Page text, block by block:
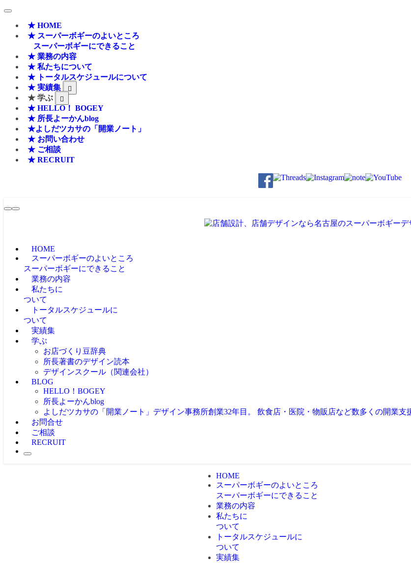
★ HOME
★ スーパーボギーのよいところ
スーパーボギーにできること
★ 業務の内容
★ 私たちについて
★ トータルスケジュールについて
★ 実績集
★ 学ぶ
★ HELLO！ BOGEY
★ 所長よーかんblog
★よしだツカサの「開業ノート」
★ お問い合わせ
★ ご相談
★ RECRUIT
HOME
スーパーボギーのよいところ
スーパーボギーにできること
業務の内容
私たちに
ついて
トータルスケジュールに
ついて
実績集
学ぶ
お店づくり豆辞典
所長著書のデザイン読本
デザインスクール（関連会社）
BLOG
HELLO！BOGEY
所長よーかんblog
よしだツカサの「開業ノート」 デザイン事務所創業32年目。 飲食店・医院・物販店など数多くの開業
お問合せ
ご相談
RECRUIT
HOME
スーパーボギーのよいところ
スーパーボギーにできること
業務の内容
私たちに
ついて
トータルスケジュールに
ついて
実績集